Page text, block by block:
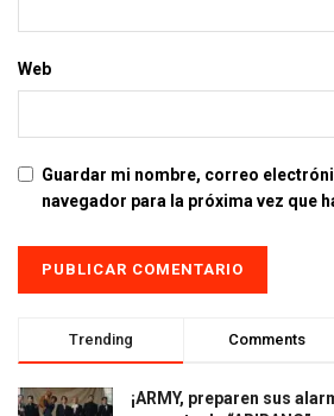
Web
Guardar mi nombre, correo
navegador para la próxima vez que
Trending Comments
¡ARMY, preparen sus